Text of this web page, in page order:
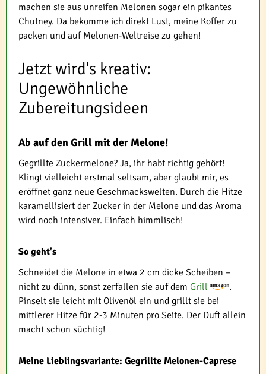
machen sie aus unreifen Melonen sogar ein pikantes
Chutney. Da bekomme ich direkt Lust, meine Koffer zu
packen und auf Melonen-Weltreise zu gehen!
Jetzt wird's kreativ:
Ungewöhnliche
Zubereitungsideen
Ab auf den Grill mit der Melone!
Gegrillte Zuckermelone? Ja, ihr habt richtig gehört!
Klingt vielleicht erstmal seltsam, aber glaubt mir, es
eröffnet ganz neue Geschmackswelten. Durch die Hitze
karamellisiert der Zucker in der Melone und das Aroma
wird noch intensiver. Einfach himmlisch!
So geht's
Schneidet die Melone in etwa 2 cm dicke Scheiben –
nicht zu dünn, sonst zerfallen sie auf dem Grill
.
Pinselt sie leicht mit Olivenöl ein und grillt sie bei
mittlerer Hitze für 2-3 Minuten pro Seite. Der Duft allein
macht schon süchtig!
Meine Lieblingsvariante: Gegrillte Melonen-Caprese